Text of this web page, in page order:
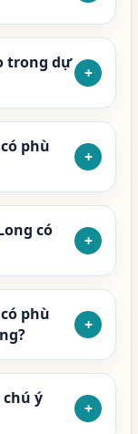
trong dự
+
phù
+
có
+
phù
+
ý
+